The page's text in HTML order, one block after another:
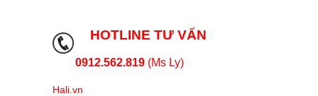
HOTLINE TƯ VẤN
0912.562.819 (Ms Ly)
Hali.vn